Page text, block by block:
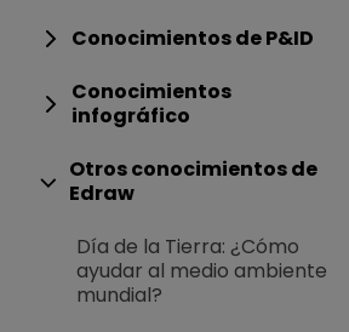
Conocimientos de P&ID
Conocimientos
infográfico
Otros conocimientos de
Edraw
Día de la Tierra: ¿Cómo
ayudar al medio ambiente
mundial?